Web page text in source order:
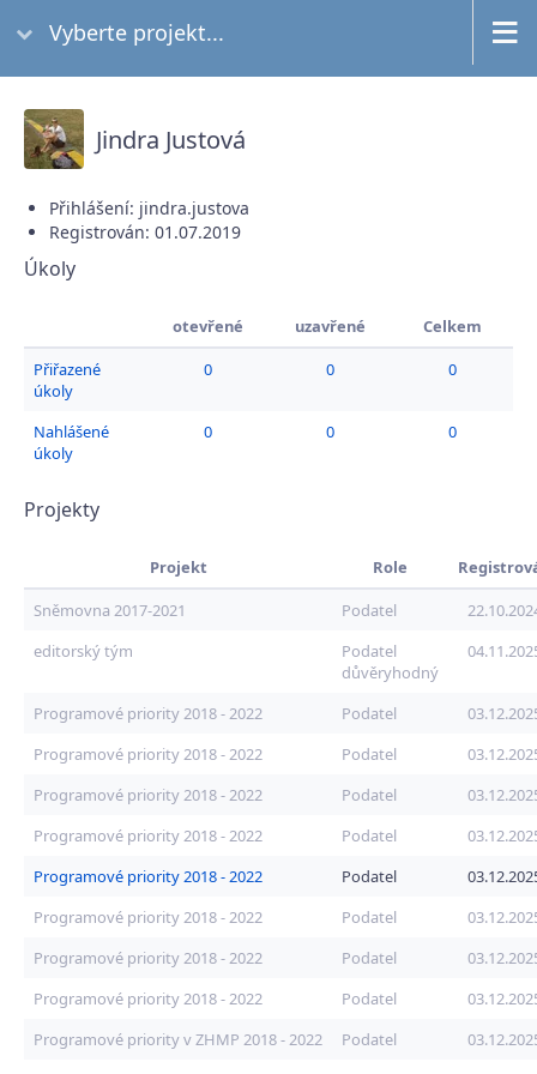
Vyberte projekt...
Jindra Justová
Přihlášení: jindra.justova
Registrován: 01.07.2019
Úkoly
otevřené uzavřené
Celkem
Přiřazené
úkoly
0 0 0
Nahlášené
úkoly
0 0 0
Projekty
Projekt Role
Sněmovna 2017-2021
Podatel
editorský tým
Podatel
důvěryhodný
Programové priority 2018 - 2022 Podatel
Programové priority 2018 - 2022
Podatel
Programové priority 2018 - 2022
Podatel
Programové priority 2018 - 2022
Podatel
Programové priority 2018 - 2022
Podatel
Programové priority 2018 - 2022
Podatel
Programové priority 2018 - 2022
Podatel
Programové priority 2018 - 2022
Podatel
Programové priority v ZHMP 2018 - 2022
Podatel